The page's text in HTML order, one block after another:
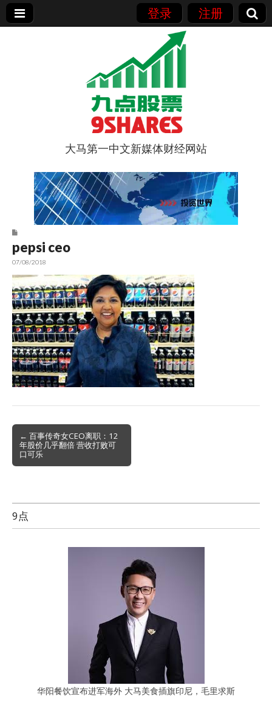
登录 注册
9点股票
大马第一中文新媒体财经网站
pepsi ceo
07/08/2018
Post
navigation
← 百事传奇女CEO离职：12
年股价几乎翻倍 营收打败可
口可乐
9点
华阳餐饮宣布进军海外 大马美食插旗印尼，毛里求斯